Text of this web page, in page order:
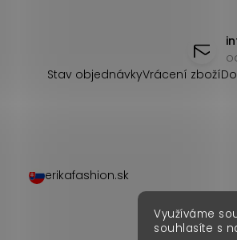
Využíváme
souhlasíte s
Stav objednávkyVrácení zboží
erikafashion.sk